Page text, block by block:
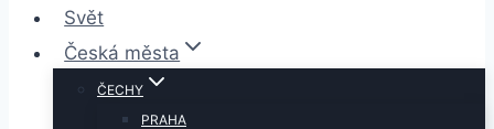
Svět
Česká města
ČECHY
PRAHA